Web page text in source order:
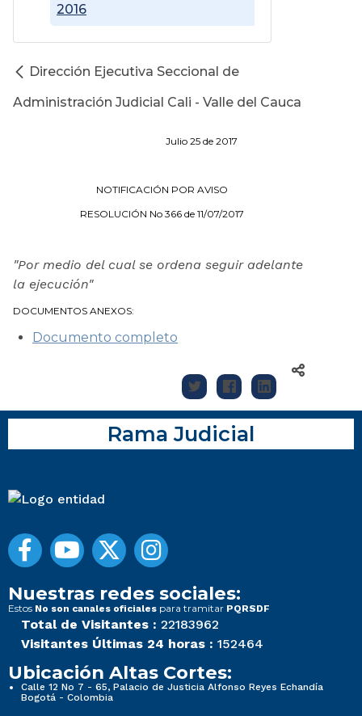
2016
Dirección Ejecutiva Seccional de
Administración Judicial Cali - Valle del Cauca
Julio 25 de 2017
NOTIFICACIÓN POR AVISO
RESOLUCIÓN No 366 de 11/07/2017
"Por medio del cual se ordena seguir adelante
la ejecución"
DOCUMENTOS ANEXOS:
Documento completo
Rama Judicial
Nuestras redes sociales:
Estos No son canales oficiales para tramitar PQRSDF
Total de Visitantes : 22183962
Visitantes Últimas 24 horas : 152464
Ubicación Altas Cortes:
Calle 12 No 7 - 65, Palacio de Justicia Alfonso Reyes Echandía
Bogotá - Colombia